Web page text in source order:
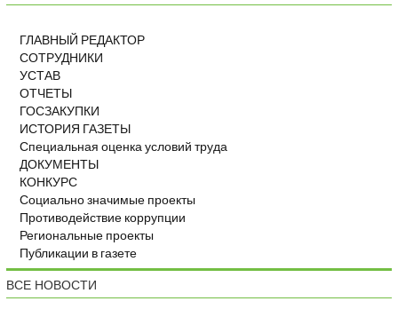
ГЛАВНЫЙ РЕДАКТОР
СОТРУДНИКИ
УСТАВ
ОТЧЕТЫ
ГОСЗАКУПКИ
ИСТОРИЯ ГАЗЕТЫ
Специальная оценка условий труда
ДОКУМЕНТЫ
КОНКУРС
Социально значимые проекты
Противодействие коррупции
Региональные проекты
Публикации в газете
ВСЕ НОВОСТИ